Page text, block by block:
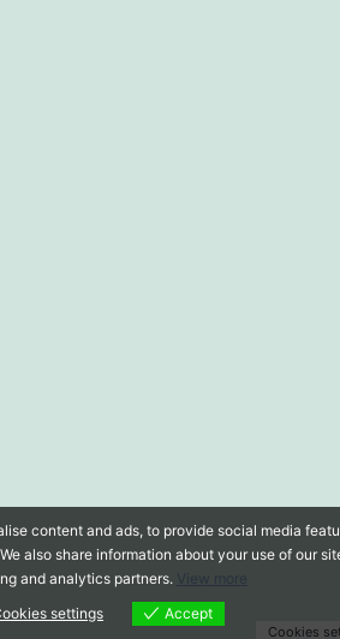
content and ads, to provide social media
also share information about your use of our
and analytics partners.
settings
Accept
Cookies